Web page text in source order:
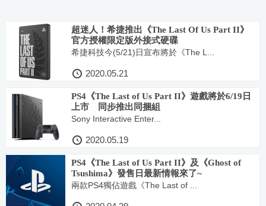
超迷人！希捷推出《The Last Of Us Part II》
官方授權限定版外接式硬碟
希捷科技今(5/21)日宣布將於《The L...
2020.05.21
PS4《The Last of Us Part II》遊戲將於6/19日
上市 同步推出同捆組
Sony Interactive Enter...
2020.05.19
PS4《The Last of Us Part II》及《Ghost of
Tsushima》發售日最新情報來了~
兩款PS4獨佔遊戲《The Last of ...